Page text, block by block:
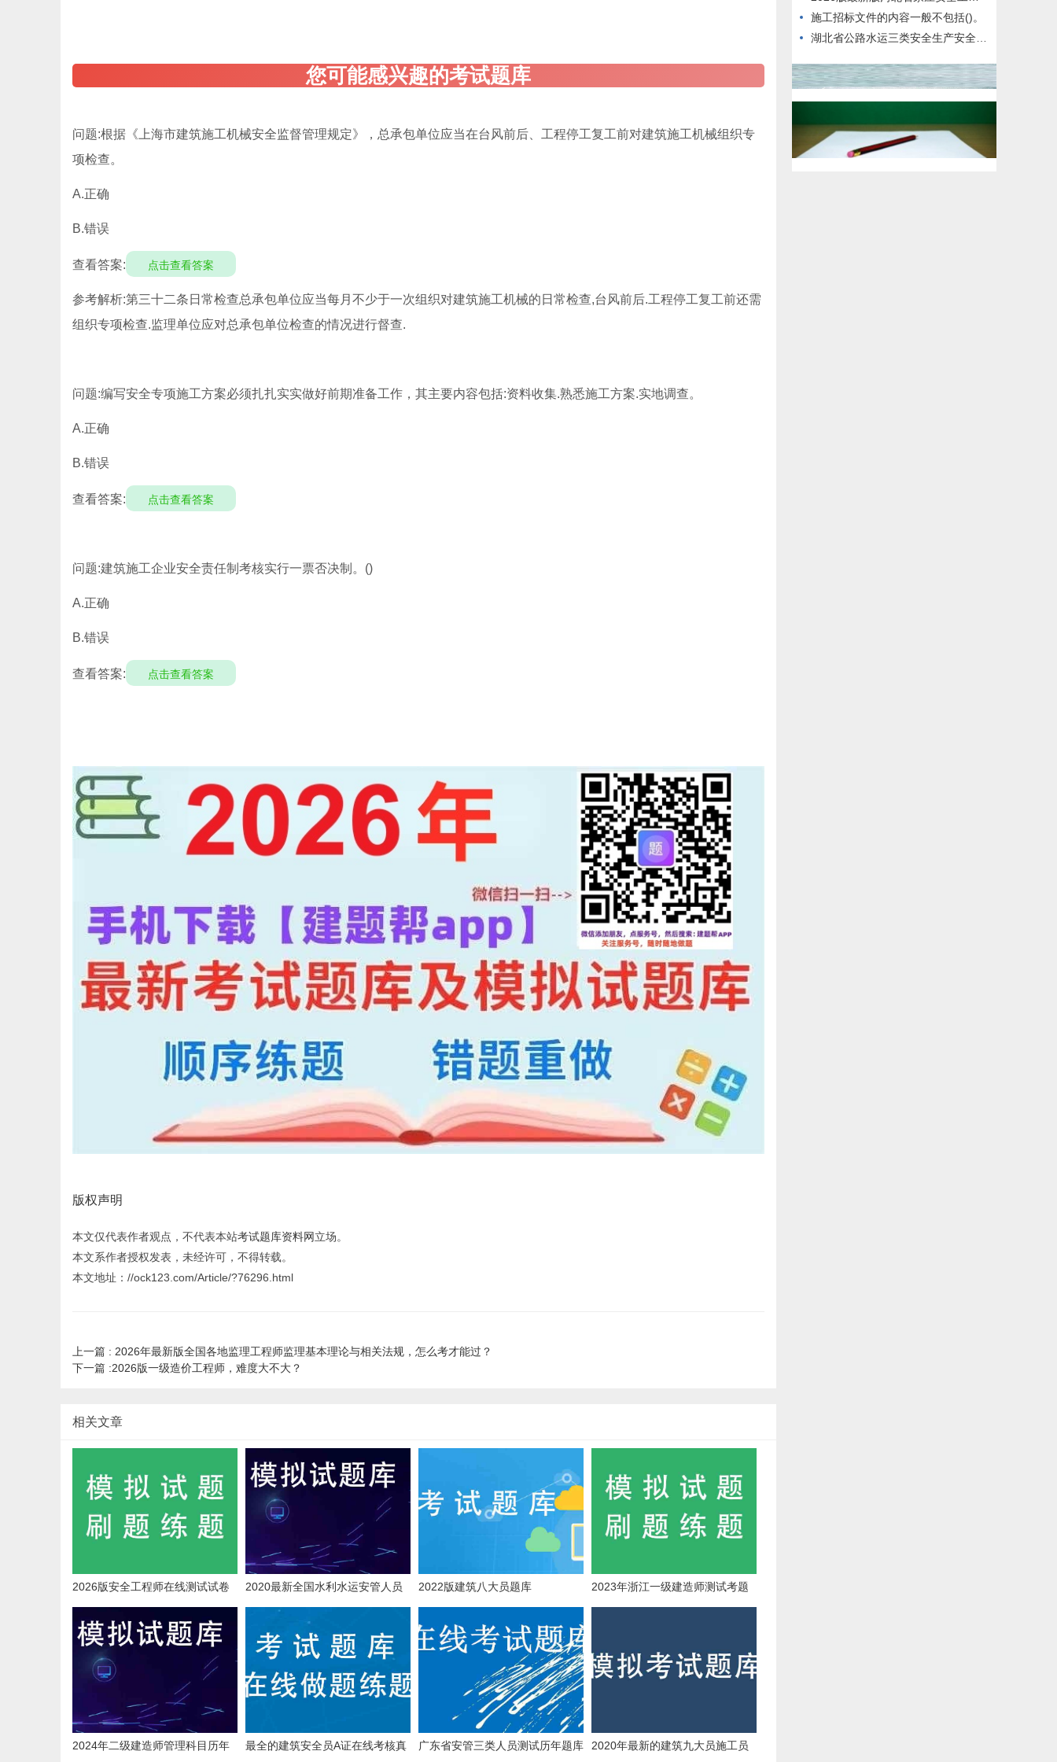
问题:根据《上海市建筑施工机械安全监督管理规定》，总承包单位应当在台风前后、工程停工复工前对建筑施工机械组织专
项检查。
A.正确
B.错误
查看答案: 点击查看答案
参考解析:第三十二条日常检查总承包单位应当每月不少于一次组织对建筑施工机械的日常检查,台风前后.工程停工复工前还需
组织专项检查.监理单位应对总承包单位检查的情况进行督查.
问题:编写安全专项施工方案必须扎扎实实做好前期准备工作，其主要内容包括:资料收集.熟悉施工方案.实地调查。
A.正确
B.错误
查看答案: 点击查看答案
问题:建筑施工企业安全责任制考核实行一票否决制。()
A.正确
B.错误
查看答案: 点击查看答案
版权声明
本文仅代表作者观点，不代表本站考试题库资料网立场。
本文系作者授权发表，未经许可，不得转载。
本文地址：//ock123.com/Article/?76296.html
上一篇 : 2026年最新版全国各地监理工程师监理基本理论与相关法规，怎么考才能过？
下一篇 :2026版一级造价工程师，难度大不大？
相关文章
2026版安全工程师在线测试试卷
2020最新全国水利水运安管人员
考核试题重点知识
2022版建筑八大员题库 2023年浙江一级建造师测试考题
2024年二级建造师管理科目历年
最全的建筑安全员A证在线考核真
广东省安管三类人员测试历年题库
2020年最新的建筑九大员施工员
施工招标文件的内容一般不包括()。
湖北省公路水运三类安全生产安全管理人员，怎么备考好？